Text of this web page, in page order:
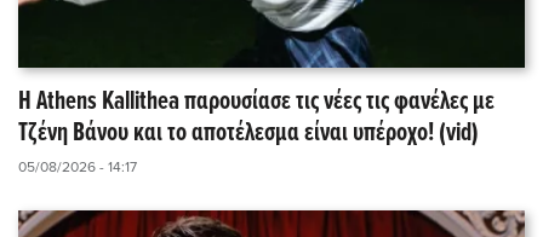
Η Athens Kallithea παρουσίασε τις νέες τις φανέλες με
Τζένη Βάνου και το αποτέλεσμα είναι υπέροχο! (vid)
05/08/2026 - 14:17